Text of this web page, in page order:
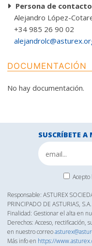
Persona de contacto
Alejandro López-
+34 985 26 90 02
DOCUMENTACIÓN
No hay documentación.
SUSCRÍBETE A
Acepto
Responsable: ASTUREX
PRINCIPADO DE ASTURIAS, S.A.
Finalidad: Gestionar el alta en
Derechos: Acceso, rectificación,
en nuestro correo
Más info en https://